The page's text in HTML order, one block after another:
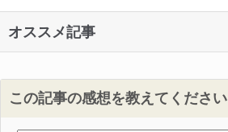
オススメ記事
この記事の感想を教えてください